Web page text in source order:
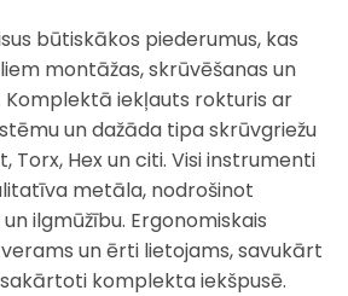
būtiskākos piederumus, kas
montāžas, skrūvēšanas un
Komplektā iekļauts rokturis ar
un dažāda tipa skrūvgriežu
Torx, Hex un citi. Visi instrumenti
metāla, nodrošinot
ilgmūžību. Ergonomiskais
un ērti lietojams, savukārt
komplekta iekšpusē.